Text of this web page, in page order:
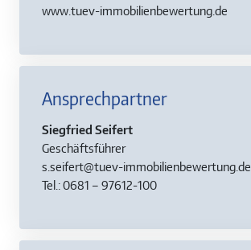
www.tuev-immobilienbewertung.de
Ansprechpartner
Siegfried Seifert
Geschäftsführer
s.seifert@tuev-immobilienbewertung.de
Tel.: 0681 – 97612-100